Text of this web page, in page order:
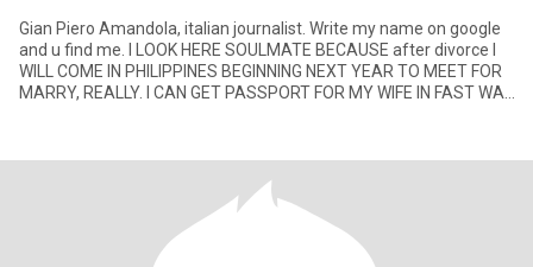
Gian Piero Amandola, italian journalist. Write my name on google
and u find me. I LOOK HERE SOULMATE BECAUSE after divorce I
WILL COME IN PHILIPPINES BEGINNING NEXT YEAR TO MEET FOR
MARRY, REALLY. I CAN GET PASSPORT FOR MY WIFE IN FAST WAY